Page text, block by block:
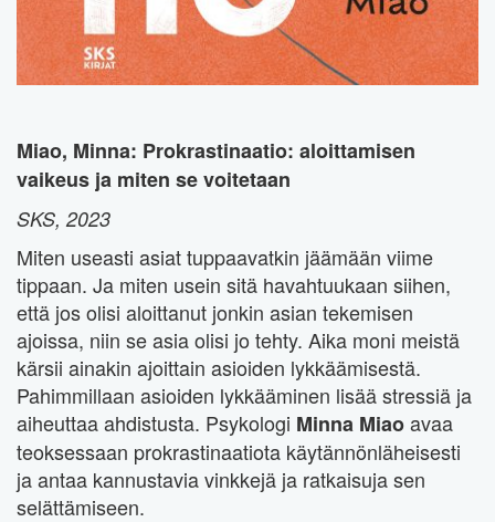
Miao, Minna: Prokrastinaatio: aloittamisen
vaikeus ja miten se voitetaan
SKS, 2023
Miten useasti asiat tuppaavatkin jäämään viime
tippaan. Ja miten usein sitä havahtuukaan siihen,
että jos olisi aloittanut jonkin asian tekemisen
ajoissa, niin se asia olisi jo tehty. Aika moni meistä
kärsii ainakin ajoittain asioiden lykkäämisestä.
Pahimmillaan asioiden lykkääminen lisää stressiä ja
aiheuttaa ahdistusta. Psykologi Minna Miaoavaa
teoksessaan prokrastinaatiota käytännönläheisesti
ja antaa kannustavia vinkkejä ja ratkaisuja sen
selättämiseen.